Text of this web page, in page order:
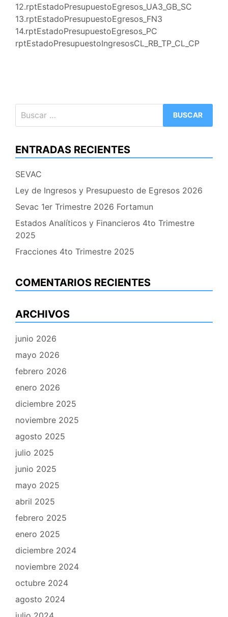
12.rptEstadoPresupuestoEgresos_UA3_GB_SC
13.rptEstadoPresupuestoEgresos_FN3
14.rptEstadoPresupuestoEgresos_PC
rptEstadoPresupuestoIngresosCL_RB_TP_CL_CP
ENTRADAS RECIENTES
SEVAC
Ley de Ingresos y Presupuesto de Egresos 2026
Sevac 1er Trimestre 2026 Fortamun
Estados Analíticos y Financieros 4to Trimestre
2025
Fracciones 4to Trimestre 2025
COMENTARIOS RECIENTES
ARCHIVOS
junio 2026
mayo 2026
febrero 2026
enero 2026
diciembre 2025
noviembre 2025
agosto 2025
julio 2025
junio 2025
mayo 2025
abril 2025
febrero 2025
enero 2025
diciembre 2024
noviembre 2024
octubre 2024
agosto 2024